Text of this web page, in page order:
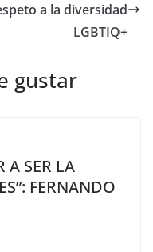
a la diversidad
LGBTIQ+
gustar
A SER LA
FERNANDO